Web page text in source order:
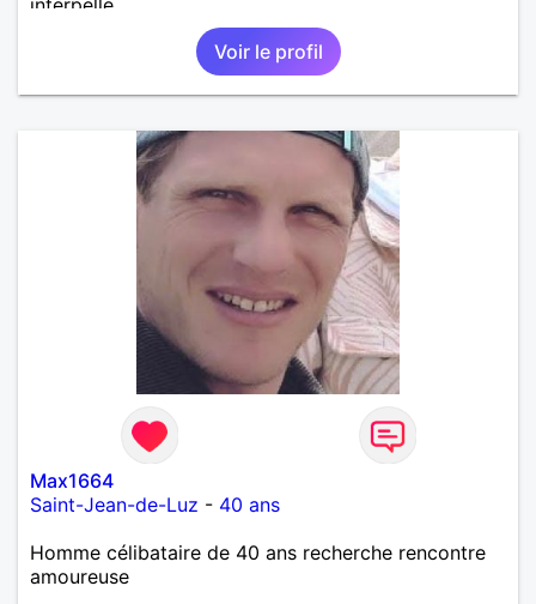
Voir le profil
Max1664
Saint-Jean-de-Luz - 40 ans
Homme célibataire de 40 ans recherche rencontre
amoureuse